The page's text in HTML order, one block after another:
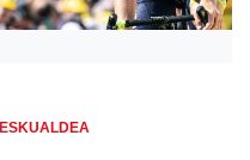
ESKUALDEA